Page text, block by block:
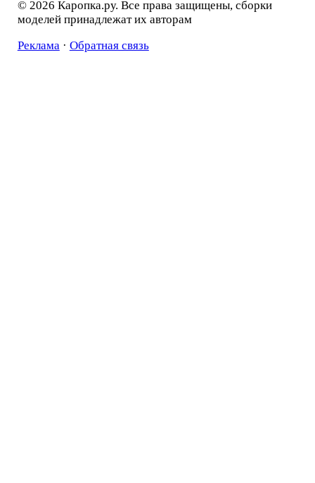
© 2026 Каропка.ру. Все права защищены, сборки
моделей принадлежат их авторам
Реклама· Обратная связь